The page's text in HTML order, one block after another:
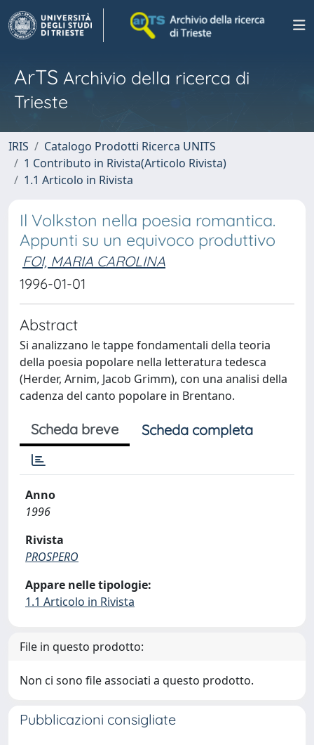
ArTS Archivio della ricerca di
Trieste
IRIS
Catalogo Prodotti Ricerca UNITS
1 Contributo in Rivista(Articolo Rivista)
1.1 Articolo in Rivista
Il Volkston nella poesia romantica.
Appunti su un equivoco produttivo
FOI, MARIA CAROLINA
1996-01-01
Abstract
Si analizzano le tappe fondamentali della teoria
della poesia popolare nella letteratura tedesca
(Herder, Arnim, Jacob Grimm), con una analisi della
cadenza del canto popolare in Brentano.
Scheda breve Scheda completa
Anno
1996
Rivista
PROSPERO
Appare nelle tipologie:
1.1 Articolo in Rivista
File in questo prodotto:
Non ci sono file associati a questo prodotto.
Pubblicazioni consigliate